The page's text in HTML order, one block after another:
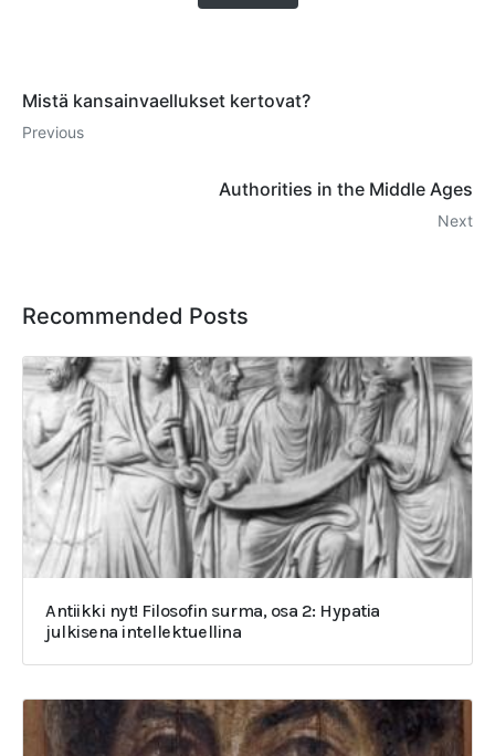
Mistä kansainvaellukset kertovat?
Previous
Authorities in the Middle Ages
Next
Recommended Posts
Antiikki nyt! Filosofin surma, osa 2: Hypatia
julkisena intellektuellina